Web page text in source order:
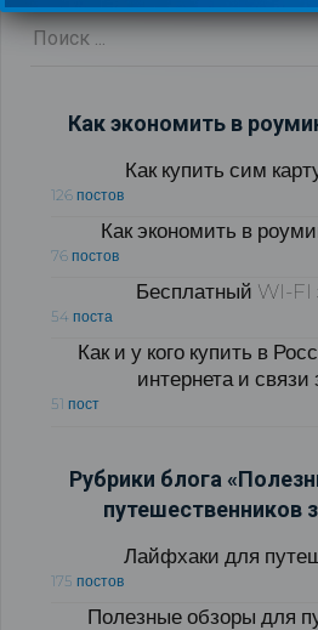
Как экономить в
Как купить сим
126 постов
Как экономить в
76 постов
Бесплатный WI-FI
54 поста
Как и у кого купить в
интернета и связи
51 пост
Рубрики блога
путешественников
Лайфхаки для
175 постов
Полезные обзоры для